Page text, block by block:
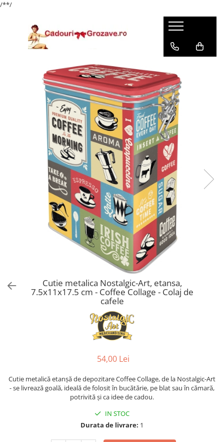
/**/
Cutie metalica Nostalgic-Art, etansa,
7.5x11x17.5 cm - Coffee Collage - Colaj de
cafele
54,00 Lei
Cutie metalică etanșă de depozitare Coffee Collage, de la Nostalgic-Art
- se livrează goală, ideală de folosit în bucătărie, pe blat sau în cămară,
potrivită și ca idee de cadou.
IN STOC
Durata de livrare: 1